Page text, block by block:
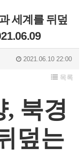
세계를 뒤덮
2021.06.10 22:00
목록
, 북경
덮는